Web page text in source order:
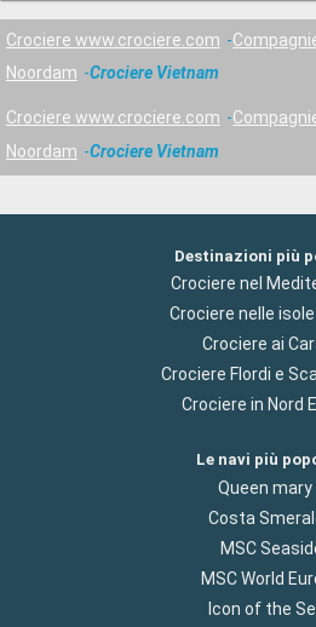
Crociere www.crociere.com
Noordam
Crociere Vietnam
Crociere www.crociere.com
Noordam
Crociere Vietnam
Destinazioni più
Crociere nel
Crociere nelle
Crociere ai
Crociere Flordi e
Crociere in Nord
Le navi più
Queen mary
Costa
MSC
MSC World
Icon of the